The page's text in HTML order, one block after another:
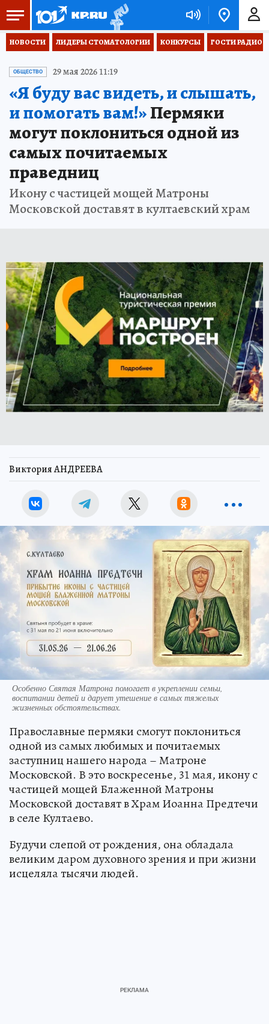
НОВОСТИ ЛИДЕРЫ СТОМАТОЛОГИИ КОНКУРСЫ ГОСТИ РАДИО
ОБЩЕСТВО 29 мая 2026 11:19
«Я буду вас видеть, и слышать,
и помогать вам!»Пермяки
могут поклониться одной из
самых почитаемых
праведниц
Икону с частицей мощей Матроны
Московской доставят в култаевский храм
Виктория АНДРЕЕВА
Особенно Святая Матрона помогает в укреплении семьи,
воспитании детей и дарует утешение в самых тяжелых
жизненных обстоятельствах.
Православные пермяки смогут поклониться
одной из самых любимых и почитаемых
заступниц нашего народа – Матроне
Московской. В это воскресенье, 31 мая, икону с
частицей мощей Блаженной Матроны
Московской доставят в Храм Иоанна Предтечи
в селе Култаево.
Будучи слепой от рождения, она обладала
великим даром духовного зрения и при жизни
исцеляла тысячи людей.